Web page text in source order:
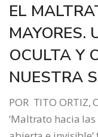
EL
MAYORES.
OCULTA Y
NUESTRA
POR TITO ORTIZ,
‘Maltrato hacia